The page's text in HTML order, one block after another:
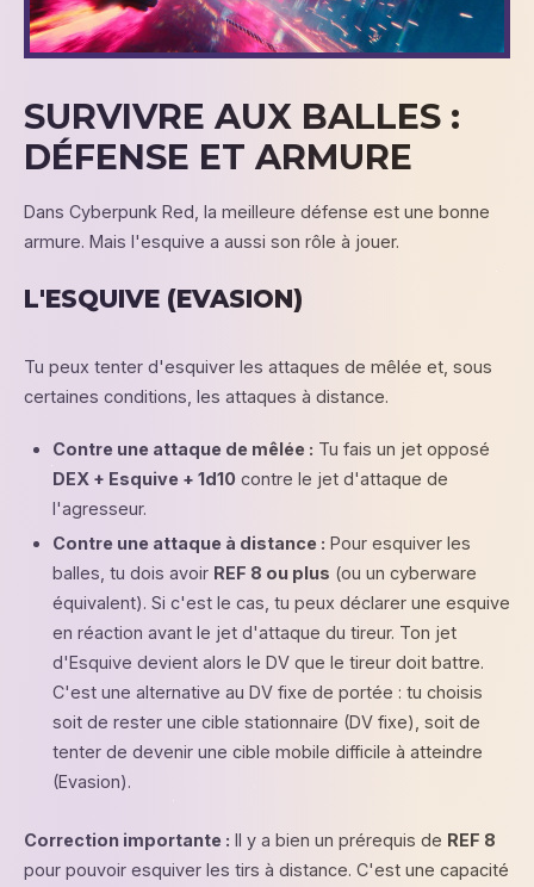
SURVIVRE AUX BALLES :
DÉFENSE ET ARMURE
Dans Cyberpunk Red, la meilleure défense est une bonne
armure. Mais l'esquive a aussi son rôle à jouer.
L'ESQUIVE (EVASION)
Tu peux tenter d'esquiver les attaques de mêlée et, sous
certaines conditions, les attaques à distance.
Contre une attaque de mêlée : Tu fais un jet opposé
DEX + Esquive + 1d10 contre le jet d'attaque de
l'agresseur.
Contre une attaque à distance : Pour esquiver les
balles, tu dois avoir REF 8 ou plus (ou un cyberware
équivalent). Si c'est le cas, tu peux déclarer une esquive
en réaction avant le jet d'attaque du tireur. Ton jet
d'Esquive devient alors le DV que le tireur doit battre.
C'est une alternative au DV fixe de portée : tu choisis
soit de rester une cible stationnaire (DV fixe), soit de
tenter de devenir une cible mobile difficile à atteindre
(Evasion).
Correction importante : Il y a bien un prérequis de REF 8
pour pouvoir esquiver les tirs à distance. C'est une capacité